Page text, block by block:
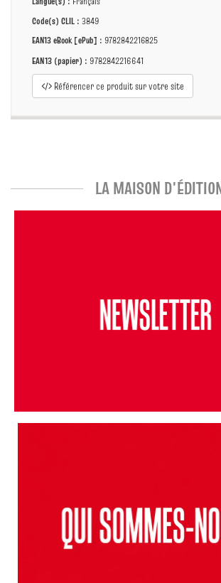
Code(s) CLIL : 3849
EAN13 eBook [ePub] : 9782842216825
EAN13 (papier) : 9782842216641
Référencer ce produit sur votre site
LA MAISON